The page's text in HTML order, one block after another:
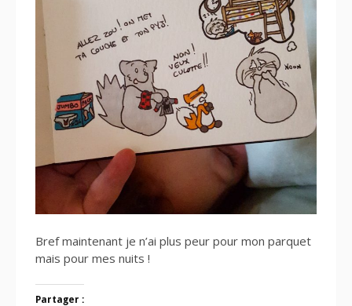
Bref maintenant je n’ai plus peur pour mon parquet
mais pour mes nuits !
Partager :